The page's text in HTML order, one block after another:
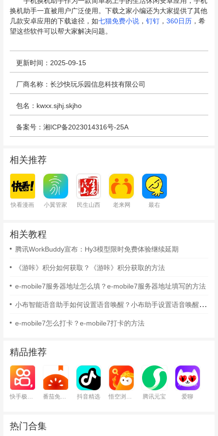
换机助手一直被用户广泛使用。下载之家小编还为大家提供了其他
几款安卓应用的下载途径，如七猫免费小说， 钉钉， 360日历，希
望这些软件可以帮大家解决问题。
更新时间：2025-09-15
厂商名称：长沙快玩乐园信息科技有限公司
包名：kwxx.sjhj.skjho
备案号：湘ICP备2023014316号-25A
相关推荐
快看漫画 小翼管家 民生山西 老来网 最右
相关教程
腾讯WorkBuddy宣布：Hy3模型限时免费体验继续延期
《游咔》积分如何获取？《游咔》积分获取的方法
e-mobile7服务器地址怎么填？e-mobile7服务器地址填写的方法
小布智能语音助手如何设置语音唤醒？小布助手设置语音唤醒的方法
e-mobile7怎么打卡？e-mobile7打卡的方法
精品推荐
快手极速版 番茄免费小说 抖音精选 悟空浏览器 腾讯元宝 爱聊
热门合集